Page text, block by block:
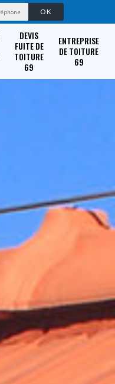
DEVIS
FUITE DE
TOITURE
69
ENTREPRISE
DE TOITURE
69